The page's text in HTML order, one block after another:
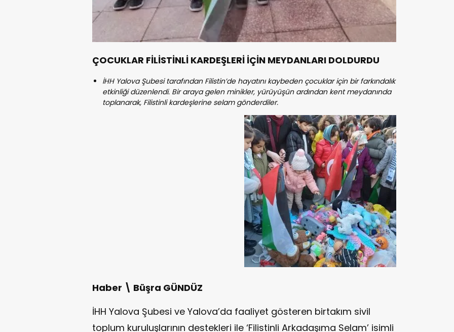
ÇOCUKLAR FİLİSTİNLİ KARDEŞLERİ İÇİN MEYDANLARI DOLDURDU
İHH Yalova Şubesi tarafından Filistin’de hayatını kaybeden çocuklar için bir farkındalık
etkinliği düzenlendi. Bir araya gelen minikler, yürüyüşün ardından kent meydanında
toplanarak, Filistinli kardeşlerine selam gönderdiler.
Haber \ Büşra GÜNDÜZ
İHH Yalova Şubesi ve Yalova’da faaliyet gösteren birtakım sivil
toplum kuruluşlarının destekleri ile ‘Filistinli Arkadaşıma Selam’ isimli